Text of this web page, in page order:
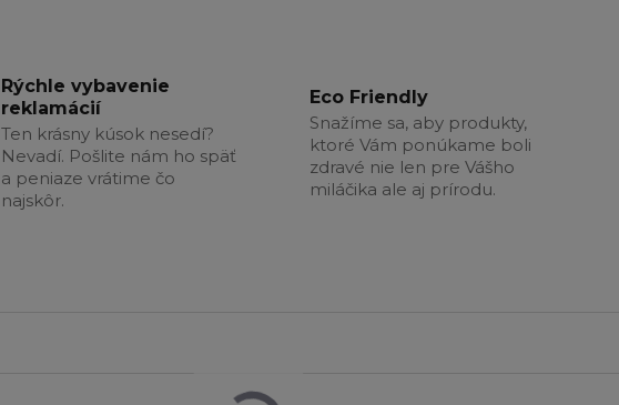
Rýchle vybavenie
reklamácií
Ten krásny kúsok nesedí?
Nevadí. Pošlite nám ho späť
a peniaze vrátime čo
najskôr.
Eco Friendly
Snažíme sa, aby produkty,
ktoré Vám ponúkame boli
zdravé nie len pre Vášho
miláčika ale aj prírodu.